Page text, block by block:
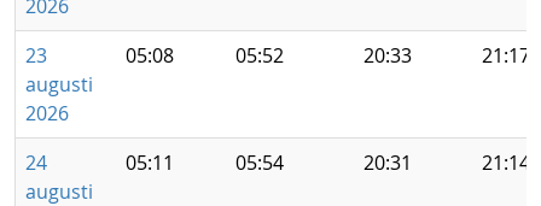
2026
23
augusti
2026
05:08 05:52 20:33 21:17
24
augusti
05:11 05:54 20:31 21:14